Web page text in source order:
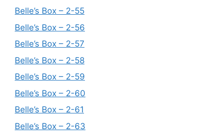
Belle’s Box – 2-55
Belle’s Box – 2-56
Belle’s Box – 2-57
Belle’s Box – 2-58
Belle’s Box – 2-59
Belle’s Box – 2-60
Belle’s Box – 2-61
Belle’s Box – 2-63